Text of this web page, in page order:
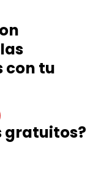
con tu
gratuitos?